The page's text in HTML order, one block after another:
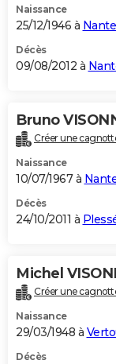
Naissance
25/12/1946 à
Décès
09/08/2012 à
Bruno
Créer une
Naissance
10/07/1967 à
Décès
24/10/2011 à
Michel
Créer une
Naissance
29/03/1948 à
Décès